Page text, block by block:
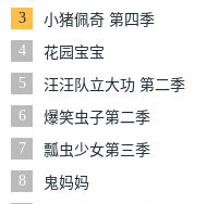
崛起
3
小猪佩奇 第四季
4
花园宝宝
5
汪汪队立大功 第二季
6
爆笑虫子第二季
7
瓢虫少女第三季
8
鬼妈妈